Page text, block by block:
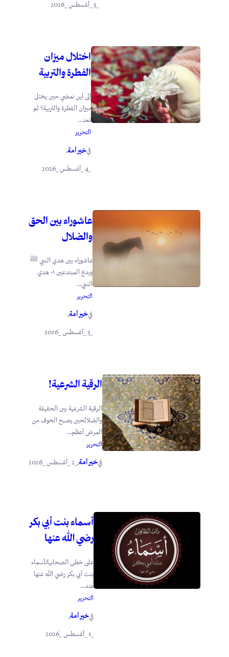
_5 _أغسطس _2026
اختلال ميزان
الفطرة والتربية
إلى أين نمضي حين يختل
ميزان الفطرة والتربية؟ لم
تعد...
التحرير
فيخير أمة.
عاشوراء بين الحق
والضلال
عاشوراء بين هدي النبي ﷺ
وبدع المبتدعين ١- هدي
النبي...
التحرير
فيخير أمة.
الرقية الشرعية!
الرقية الشرعية بين الحقيقة
والضلالحين يصبح الخوف من
المرض أعظم...
التحرير
فيخير أمة.
أسماء بنت أبي بكر
رضي الله عنها
على خطى الصحابياتأسماء
بنت أبي بكر رضي الله عنها
عند...
التحرير
فيخير أمة.
_1 _أغسطس _2026